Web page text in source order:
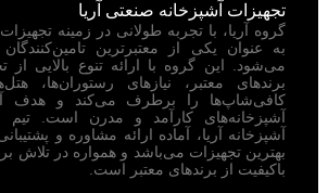
تجهیزات آشپزخانه صنعتی آریا
گروه آریا، با تجربه طولانی در زمینه
به عنوان یکی از معتبرترین
می‌شود. این گروه با ارائه تنوع بالایی از
برندهای معتبر، نیازهای رستوران‌ها،
کافی‌شاپ‌ها را برطرف می‌کند و هدف
آشپزخانه‌های کارآمد و مدرن است.
آشپزخانه آریا، آماده ارائه مشاوره و
بهترین تجهیزات می‌باشد و همواره در تلاش
باکیفیت از برندهای معتبر است.